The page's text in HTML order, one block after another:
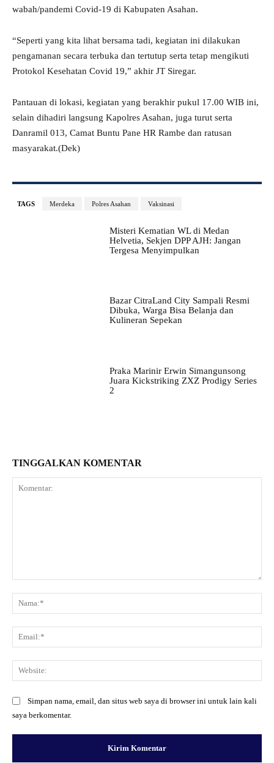
wabah/pandemi Covid-19 di Kabupaten Asahan.
“Seperti yang kita lihat bersama tadi, kegiatan ini dilakukan
pengamanan secara terbuka dan tertutup serta tetap mengikuti
Protokol Kesehatan Covid 19,” akhir JT Siregar.
Pantauan di lokasi, kegiatan yang berakhir pukul 17.00 WIB ini,
selain dihadiri langsung Kapolres Asahan, juga turut serta
Danramil 013, Camat Buntu Pane HR Rambe dan ratusan
masyarakat.(Dek)
TAGS Merdeka Polres Asahan Vaksinasi
Misteri Kematian WL di Medan
Helvetia, Sekjen DPP AJH: Jangan
Tergesa Menyimpulkan
Bazar CitraLand City Sampali Resmi
Dibuka, Warga Bisa Belanja dan
Kulineran Sepekan
Praka Marinir Erwin Simangunsong
Juara Kickstriking ZXZ Prodigy Series
2
TINGGALKAN KOMENTAR
Simpan nama, email, dan situs web saya di browser ini untuk lain kali
saya berkomentar.